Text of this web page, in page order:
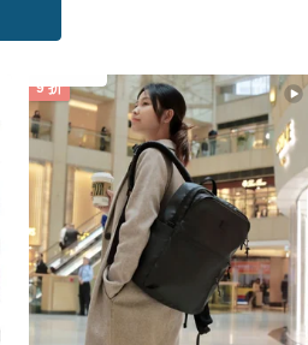
9 折